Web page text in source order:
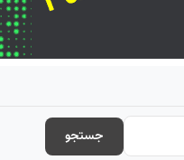
جستجو